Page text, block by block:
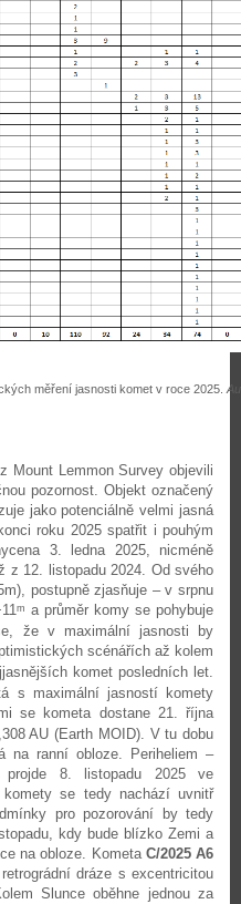
měření jasnosti komet v roce 2025.
Mount Lemmon Survey objevili
pozornost. Objekt označený
jako potenciálně velmi jasná
roku 2025 spatřit i pouhým
3. ledna 2025, nicméně
z 12. listopadu 2024. Od svého
postupně zjasňuje – v srpnu
m a průměr komy se pohybuje
že v maximální jasnosti by
scénářích až kolem
komet posledních let.
s maximální jasností komety
se kometa dostane 21. října
AU (Earth MOID). V tu dobu
na ranní obloze. Periheliem –
8. listopadu 2025 ve
komety se tedy nachází uvnitř
pro pozorování by tedy
kdy bude blízko Zemi a
na obloze. Kometa C/2025 A6
dráze s excentricitou
Slunce oběhne jednou za